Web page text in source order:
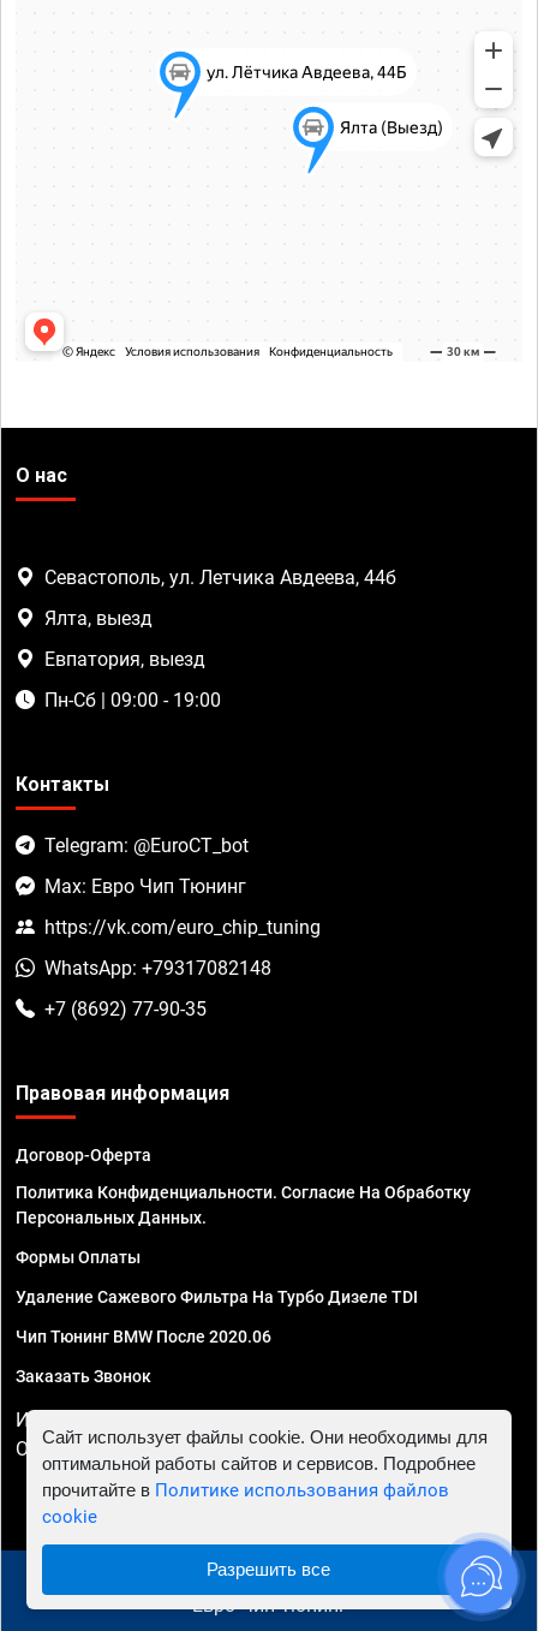
О нас
Севастополь, ул. Летчика Авдеева, 44б
Ялта, выезд
Евпатория, выезд
Пн-Сб | 09:00 - 19:00
Контакты
Telegram: @EuroCT_bot
Max: Евро Чип Тюнинг
https://vk.com/euro_chip_tuning
WhatsApp: +79317082148
+7 (8692) 77-90-35
Правовая информация
Договор-Оферта
Политика Конфиденциальности. Согласие На Обработку
Персональных Данных.
Формы Оплаты
Удаление Сажевого Фильтра На Турбо Дизеле TDI
Чип Тюнинг BMW После 2020.06
Заказать Звонок
ИП Смирнов Георгий Павлович. ИНН 781302555843,
ОГРНИП 324470400032610
© 2010 - 2026 Чип тюнинг в Севастополе - Автосервис
"Евро Чип Тюнинг"
Сайт использует файлы cookie. Они необходимы для
оптимальной работы сайтов и сервисов. Подробнее
прочитайте в Политике использования файлов
cookie
Разрешить все